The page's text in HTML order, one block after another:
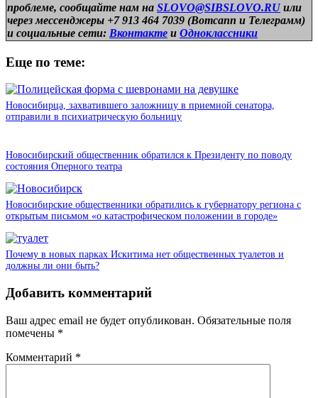
проблеме, сообщайте нам на SLOVO@SIBSLOVO.RU или
через мессенджеры +7 913 464 7039 (Вотсапп и Телеграмм)
и социальные сети: Вконтакте и Одноклассники
Еще по теме:
Новосибирца, захватившего заложницу в приемной сенатора,
отправили в психиатрическую больницу
Новосибирский общественник обратился к Президенту по поводу
состояния Оперного театра
Новосибирские общественники обратились к губернатору региона с
открытым письмом «о катастрофическом положении в городе»
Почему в новых парках Искитима нет общественных туалетов и
должны ли они быть?
Добавить комментарий
Ваш адрес email не будет опубликован. Обязательные поля
помечены *
Комментарий *